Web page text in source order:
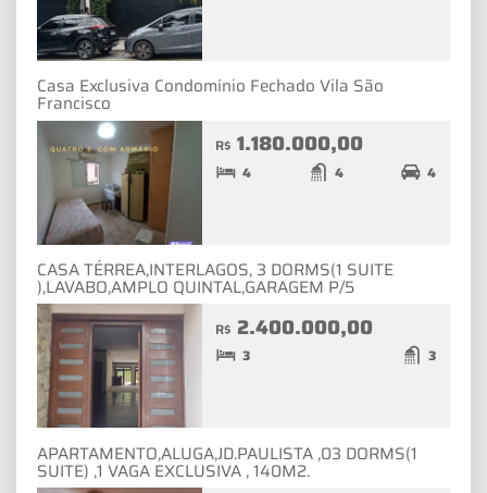
Casa Exclusiva Condomínio Fechado Vila São
Francisco
R$ 1.180.000,00
4 4 4
CASA TÉRREA,INTERLAGOS, 3 DORMS(1 SUITE
),LAVABO,AMPLO QUINTAL,GARAGEM P/5
R$ 2.400.000,00
3 3
APARTAMENTO,ALUGA,JD.PAULISTA ,03 DORMS(1
SUITE) ,1 VAGA EXCLUSIVA , 140M2.